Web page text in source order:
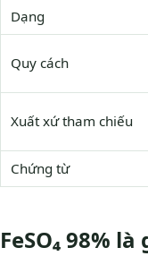
Dạng
Quy cách
Xuất xứ tham chiếu
Chứng từ
FeSO₄ 98% là